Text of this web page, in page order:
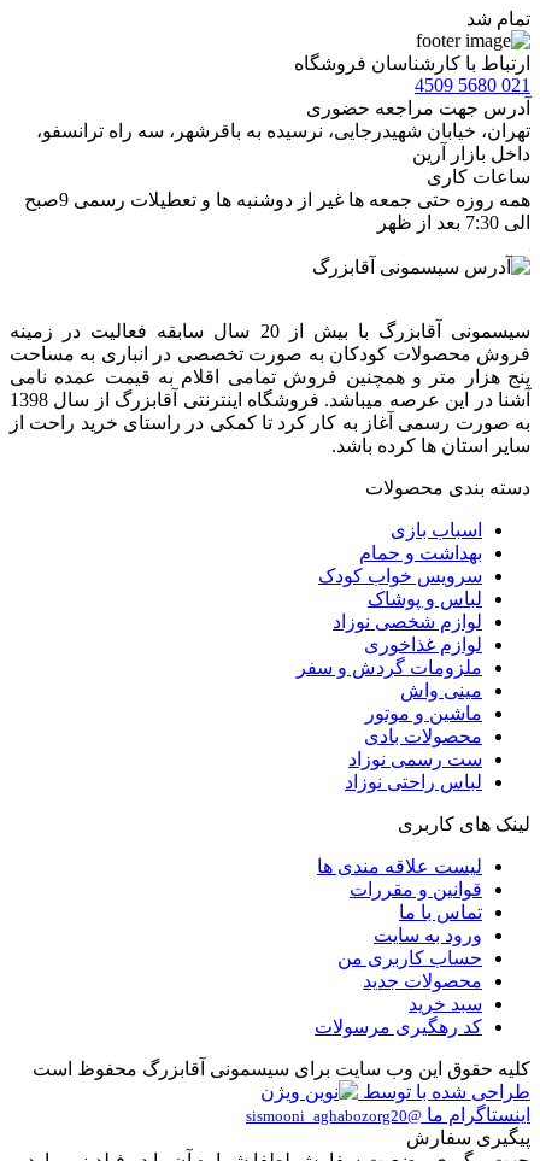
تمام شد
ارتباط با کارشناسان فروشگاه
021 5680 4509
آدرس جهت مراجعه حضوری
تهران، خيابان شهيدرجايى، نرسیده به باقرشهر، سه راه ترانسفو،
داخل بازار آرین
ساعات کاری
همه روزه حتی جمعه ها غیر از دوشنبه ها و تعطیلات رسمی 9صبح
الی 7:30 بعد از ظهر
سیسمونی آقابزرگ با بیش از 20 سال سابقه فعالیت در زمینه
فروش محصولات کودکان به صورت تخصصی در انباری به مساحت
پنج هزار متر و همچنین فروش تمامی اقلام به قیمت عمده نامی
آشنا در این عرصه میباشد. فروشگاه اینترنتی آقابزرگ از سال 1398
به صورت رسمی آغاز به کار کرد تا کمکی در راستای خرید راحت از
سایر استان ها کرده باشد.
دسته بندی محصولات
اسباب بازی
بهداشت و حمام
سرویس خواب کودک
لباس و پوشاک
لوازم شخصی نوزاد
لوازم غذاخوری
ملزومات گردش و سفر
مینی واش
ماشین و موتور
محصولات بادی
ست رسمی نوزاد
لباس راحتی نوزاد
لینک های کاربری
لیست علاقه مندی ها
قوانین و مقررات
تماس با ما
ورود به سایت
حساب کاربری من
محصولات جدید
سبد خرید
کد رهگیری مرسولات
کلیه حقوق این وب سایت برای سیسمونی آقابزرگ محفوظ است
طراحی شده با توسط
اینستاگرام ما @sismooni_aghabozorg20
پیگیری سفارش